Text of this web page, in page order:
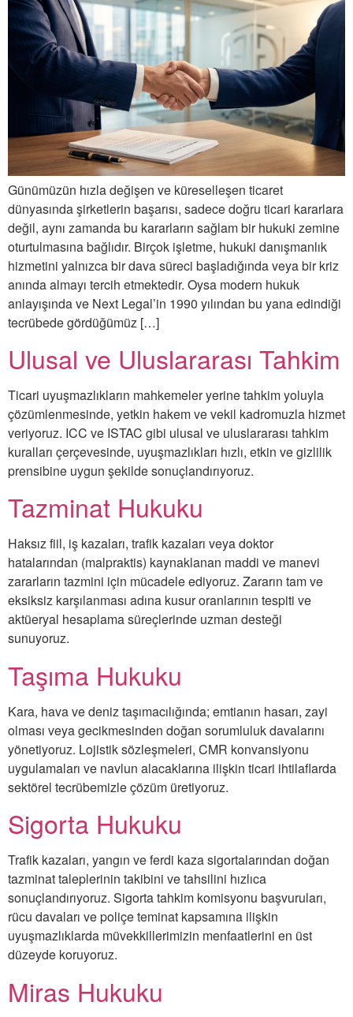
Günümüzün hızla değişen ve küreselleşen ticaret
dünyasında şirketlerin başarısı, sadece doğru ticari kararlara
değil, aynı zamanda bu kararların sağlam bir hukuki zemine
oturtulmasına bağlıdır. Birçok işletme, hukuki danışmanlık
hizmetini yalnızca bir dava süreci başladığında veya bir kriz
anında almayı tercih etmektedir. Oysa modern hukuk
anlayışında ve Next Legal’in 1990 yılından bu yana edindiği
tecrübede gördüğümüz […]
Ulusal ve Uluslararası Tahkim
Ticari uyuşmazlıkların mahkemeler yerine tahkim yoluyla
çözümlenmesinde, yetkin hakem ve vekil kadromuzla hizmet
veriyoruz. ICC ve ISTAC gibi ulusal ve uluslararası tahkim
kuralları çerçevesinde, uyuşmazlıkları hızlı, etkin ve gizlilik
prensibine uygun şekilde sonuçlandırıyoruz.
Tazminat Hukuku
Haksız fiil, iş kazaları, trafik kazaları veya doktor
hatalarından (malpraktis) kaynaklanan maddi ve manevi
zararların tazmini için mücadele ediyoruz. Zararın tam ve
eksiksiz karşılanması adına kusur oranlarının tespiti ve
aktüeryal hesaplama süreçlerinde uzman desteği
sunuyoruz.
Taşıma Hukuku
Kara, hava ve deniz taşımacılığında; emtianın hasarı, zayi
olması veya gecikmesinden doğan sorumluluk davalarını
yönetiyoruz. Lojistik sözleşmeleri, CMR konvansiyonu
uygulamaları ve navlun alacaklarına ilişkin ticari ihtilaflarda
sektörel tecrübemizle çözüm üretiyoruz.
Sigorta Hukuku
Trafik kazaları, yangın ve ferdi kaza sigortalarından doğan
tazminat taleplerinin takibini ve tahsilini hızlıca
sonuçlandırıyoruz. Sigorta tahkim komisyonu başvuruları,
rücu davaları ve poliçe teminat kapsamına ilişkin
uyuşmazlıklarda müvekkillerimizin menfaatlerini en üst
düzeyde koruyoruz.
Miras Hukuku